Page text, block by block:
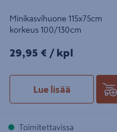
Minikasvihuone 115x75cm
korkeus 100/130cm
29,95€/kpl
29,95 € / kpl
Lue lisää
Toimitettavissa